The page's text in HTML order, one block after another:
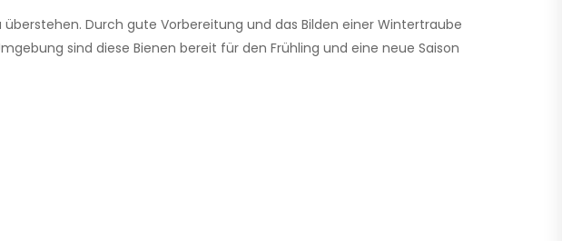
Durch gute Vorbereitung und das Bilden einer Wintertraube
sind diese Bienen bereit für den Frühling und eine neue Saison